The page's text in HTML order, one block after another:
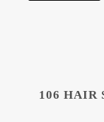
106 HAIR